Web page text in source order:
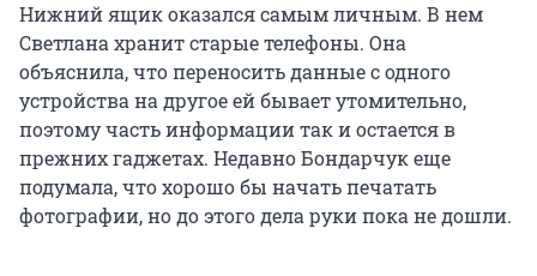
Нижний ящик оказался самым личным. В нем
Светлана хранит старые телефоны. Она
объяснила, что переносить данные с одного
устройства на другое ей бывает утомительно,
поэтому часть информации так и остается в
прежних гаджетах. Недавно Бондарчук еще
подумала, что хорошо бы начать печатать
фотографии, но до этого дела руки пока не дошли.